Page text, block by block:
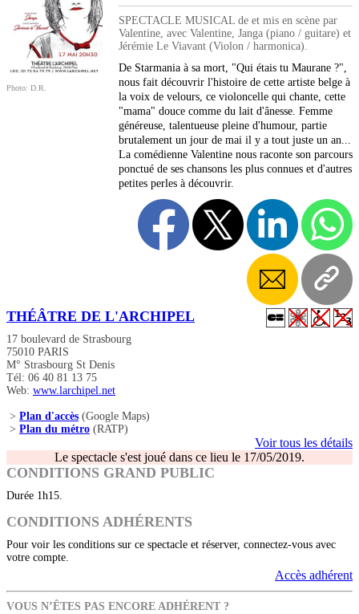
Photo: D.R.
SPECTACLE MUSICAL de et mis en scène par
Valentine, avec Valentine, Janga (piano / guitare) et
Jérémie Le Viavant (Violon / harmonica).
De Starmania à sa mort, "Qui étais tu Maurane ?",
nous fait découvrir l'histoire de cette artiste belge à
la voix de velours, ce violoncelle qui chante, cette
"mama" douce comme du lait d'ânesse. Femme
généreuse, talentueuse pleine d'humour, partie
brutalement un jour de mai il y a tout juste un an...
La comédienne Valentine nous raconte son parcours
ponctué de ses chansons les plus connues et d'autres
petites perles à découvrir.
THÉÂTRE DE L'ARCHIPEL
17 boulevard de Strasbourg
75010 PARIS
M° Strasbourg St Denis
Tél: 06 40 81 13 75
Web: www.larchipel.net
> Plan d'accès (Google Maps)
> Plan du métro (RATP)
Voir tous les détails
Le spectacle s'est joué dans ce lieu le 17/05/2019.
CONDITIONS GRAND PUBLIC
Durée 1h15.
CONDITIONS ADHÉRENTS
Pour voir les conditions sur ce spectacle et réserver, connectez-vous avec
votre compte.
Accès adhérent
VOUS N’ÊTES PAS ENCORE ADHÉRENT ?